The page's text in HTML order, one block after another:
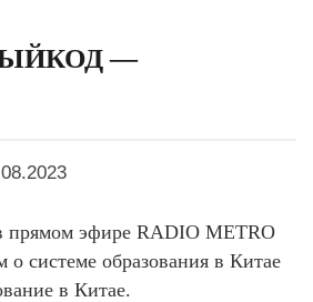
—
прямом эфире RADIO METRO
о системе образования в Китае
в Китае.